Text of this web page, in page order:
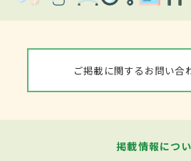
ご掲載に関するお問い合
掲載情報につ